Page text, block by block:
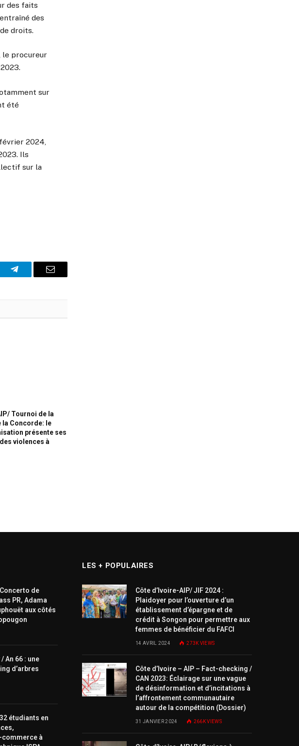
des faits
des
droits.
le procureur
sur
été
2024,
Ils
sur la
Telegram Email
Tournoi de la
la Concorde: le
présente ses
violences à
de
PR, Adama
aux côtés
An 66 : une
d’arbres
étudiants en
commerce à
LES + POPULAIRES
Côte d’Ivoire-AIP/ JIF 2024 :
Plaidoyer pour l’ouverture d’un
établissement d’épargne et de
crédit à Songon pour permettre aux
femmes de bénéficier du FAFCI
14 AVRIL 2024 273K VIEWS
Côte d’Ivoire – AIP – Fact-checking /
CAN 2023: Éclairage sur une vague
de désinformation et d’incitations à
l’affrontement communautaire
autour de la compétition (Dossier)
31 JANVIER 2024 266KVIEWS